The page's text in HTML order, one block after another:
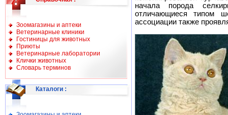
Зоомагазины и аптеки
Ветеринарные клиники
Гостиницы для животных
Приюты
Ветеринарные лаборатории
Клички животных
Словарь терминов
Каталоги :
начала порода
отличающиеся типом
ассоциации также